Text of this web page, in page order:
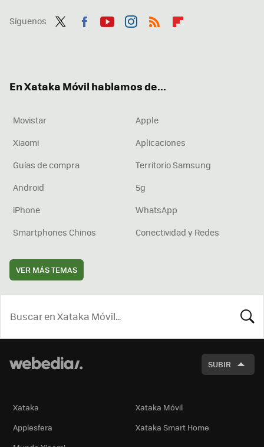
Síguenos
En Xataka Móvil hablamos de...
Movistar
Apple
Xiaomi
Aplicaciones
Guías de compra
Territorio Samsung
Android
5g
iPhone
WhatsApp
Smartphones Chinos
Conectividad y Redes
VER MÁS TEMAS
SUBIR
Xataka
Xataka Móvil
Applesfera
Xataka Smart Home